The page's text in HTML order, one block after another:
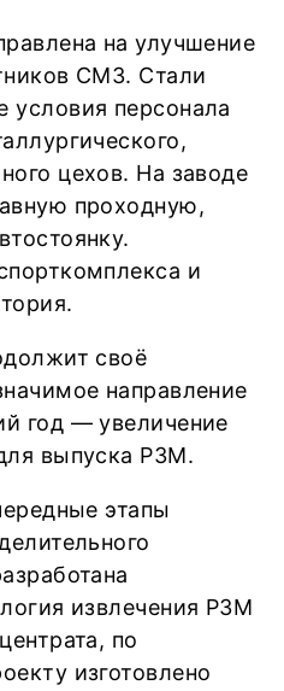
на улучшение
СМЗ. Стали
условия персонала
цехов. На заводе
проходную,
и
своё
направление
год — увеличение
выпуска РЗМ.
этапы
извлечения РЗМ
по
изготовлено